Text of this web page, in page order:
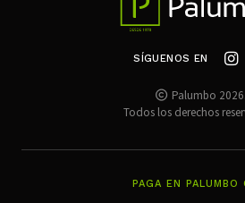
SÍGUENOS EN
Palumbo 2026.
Todos los derechos
PAGA EN PALUMBO